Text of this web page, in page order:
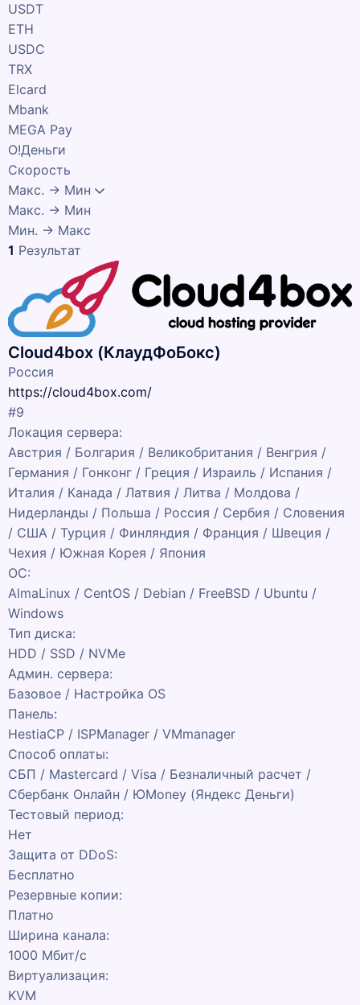
USDT
ETH
USDC
TRX
Elcard
Mbank
MEGA Pay
О!Деньги
Скорость
Макс. → Мин
Макс. → Мин
Мин. → Макс
1 Результат
Cloud4box (КлаудФоБокс)
Россия
https://cloud4box.com/
#9
Локация сервера:
Австрия / Болгария / Великобритания / Венгрия /
Германия / Гонконг / Греция / Израиль / Испания /
Италия / Канада / Латвия / Литва / Молдова /
Нидерланды / Польша / Россия / Сербия / Словения
/ США / Турция / Финляндия / Франция / Швеция /
Чехия / Южная Корея / Япония
ОС:
AlmaLinux / CentOS / Debian / FreeBSD / Ubuntu /
Windows
Тип диска:
HDD / SSD / NVMe
Админ. сервера:
Базовое / Настройка OS
Панель:
HestiaCP / ISPManager / VMmanager
Способ оплаты:
СБП / Mastercard / Visa / Безналичный расчет /
Сбербанк Онлайн / ЮMoney (Яндекс Деньги)
Тестовый период:
Нет
Защита от DDoS:
Бесплатно
Резервные копии:
Платно
Ширина канала:
1000 Мбит/с
Виртуализация:
KVM